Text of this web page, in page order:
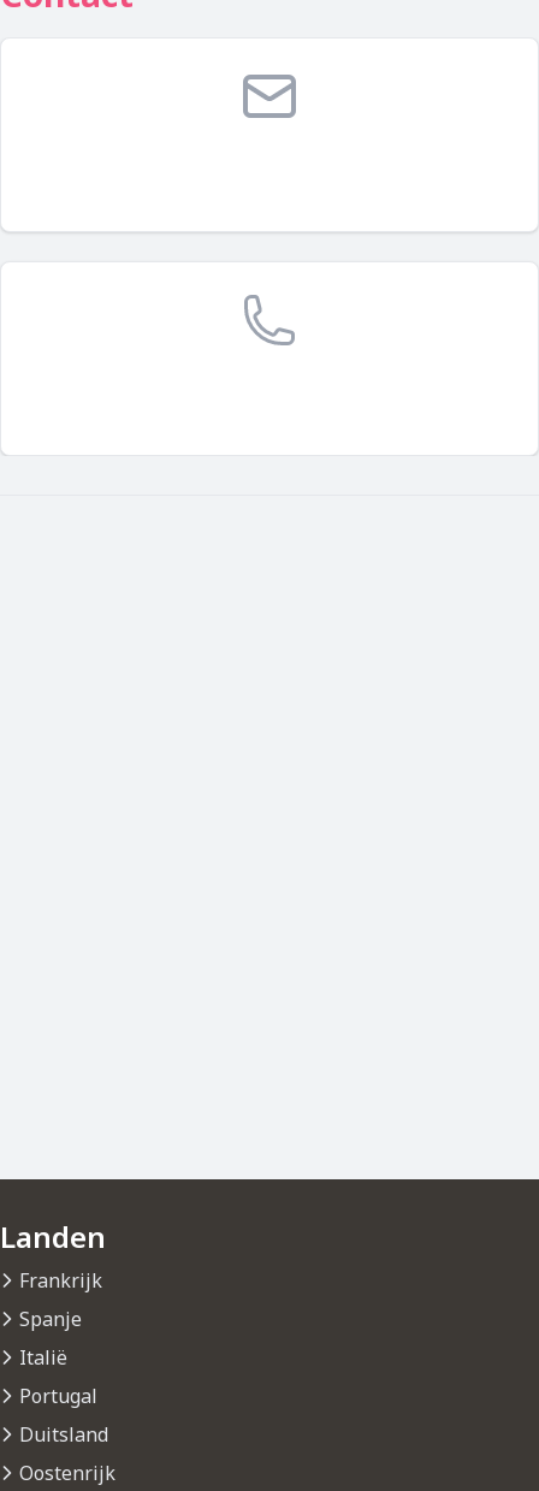
Landen
Frankrijk
Spanje
Italië
Portugal
Duitsland
Oostenrijk